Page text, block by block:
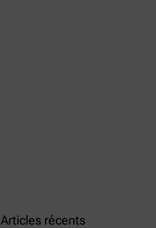
Articles récents